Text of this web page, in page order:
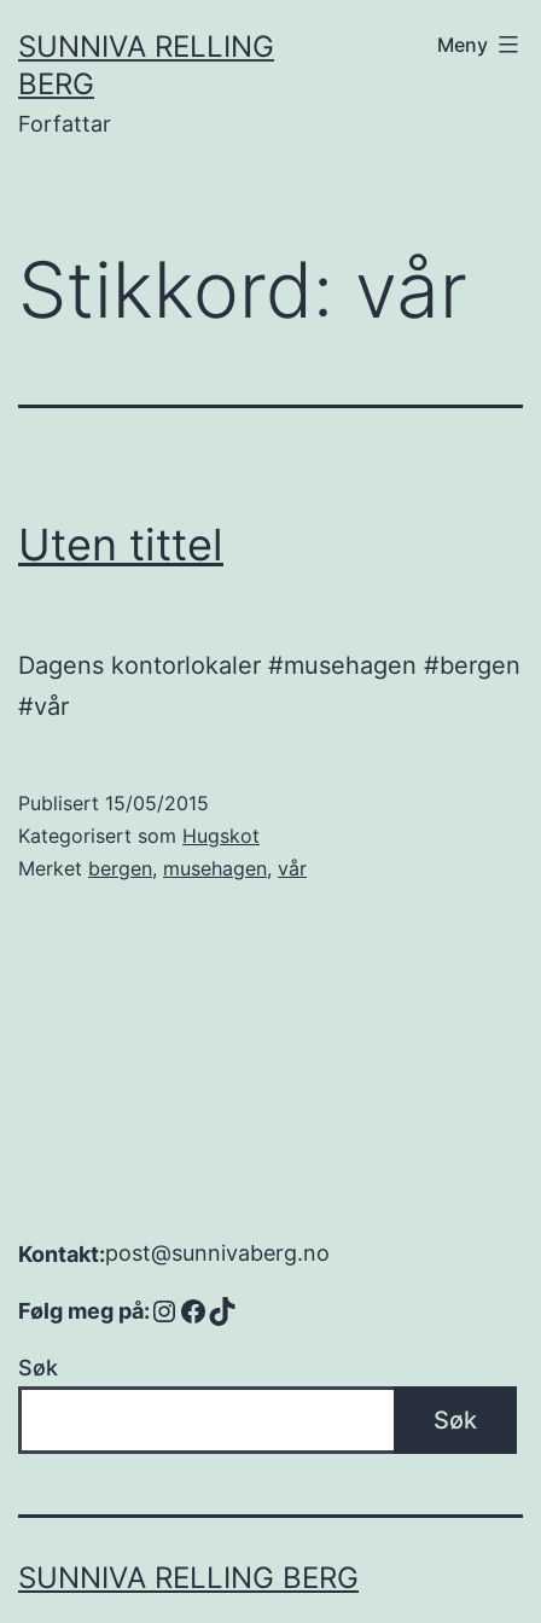
til
innhold
SUNNIVA RELLING
BERG
Forfattar
Meny
Stikkord: vår
Uten tittel
Dagens kontorlokaler #musehagen #bergen
#vår
Publisert 15/05/2015
Kategorisert som Hugskot
Merket bergen, musehagen, vår
Kontakt:post@sunnivaberg.no
Følg meg på:Instagram
Facebook
TikTok
Søk
Søk
SUNNIVA RELLING BERG